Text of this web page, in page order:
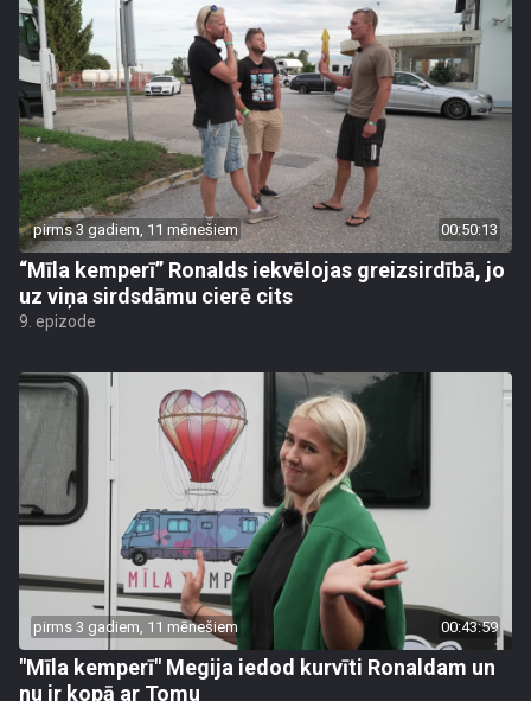
pirms 3 gadiem, 11 mēnešiem 00:50:13
“Mīla kemperī” Ronalds iekvēlojas greizsirdībā, jo
uz viņa sirdsdāmu cierē cits
9. epizode
pirms 3 gadiem, 11 mēnešiem 00:43:59
"Mīla kemperī" Megija iedod kurvīti Ronaldam un
nu ir kopā ar Tomu